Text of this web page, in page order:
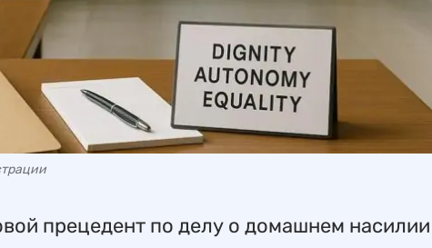
прецедент по делу о домашнем